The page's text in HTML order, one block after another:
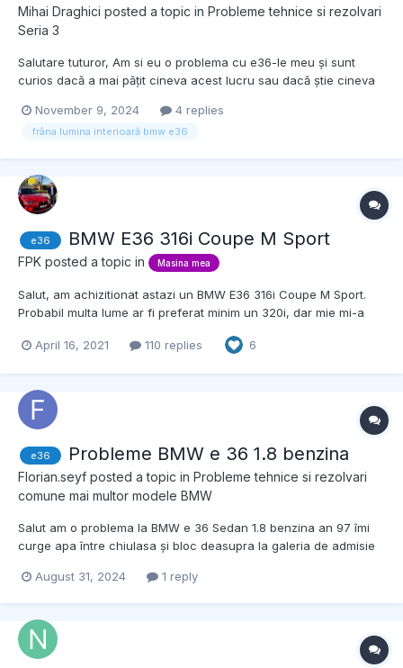
Mihai Draghici posted a topic in Probleme tehnice si rezolvari
Seria 3
Salutare tuturor, Am si eu o problema cu e36-le meu și sunt
curios dacă a mai pățit cineva acest lucru sau dacă știe cineva
frâna “mai apăsat” și mașina este supusă unei forțe mai mari
până să se oprească, se aprinde lu...
November 9, 2024 4 replies
frâna lumina interioară bmw e36
e36 BMW E36 316i Coupe M Sport
FPK posted a topic in Masina mea
Salut, am achizitionat astazi un BMW E36 316i Coupe M Sport.
Probabil multa lume ar fi preferat minim un 320i, dar mie mi-a
motorul chiar suna bine si mergea bine. Din pacate, motorul si
April 16, 2021 110 replies 6
e36 Probleme BMW e 36 1.8 benzina
Florian.seyf posted a topic in Probleme tehnice si rezolvari
comune mai multor modele BMW
Salut am o problema la BMW e 36 Sedan 1.8 benzina an 97 îmi
curge apa între chiulasa și bloc deasupra la galeria de admisie
decât curge.
August 31, 2024 1 reply